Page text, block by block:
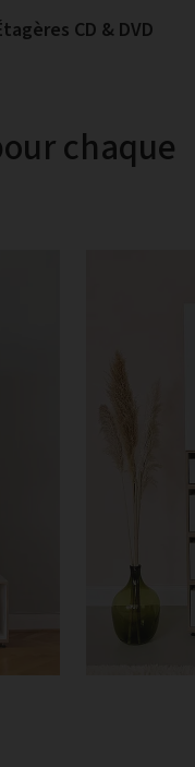
CD & DVD
chaque